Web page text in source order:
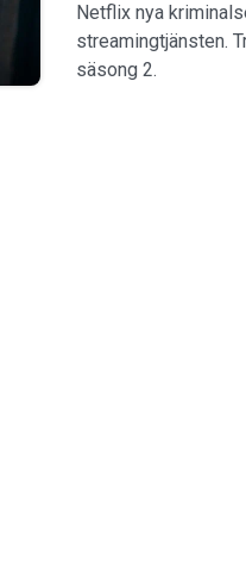
Netflix nya
streamingtjänsten.
säsong 2.